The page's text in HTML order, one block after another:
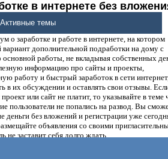
в интернете без
денег.
о заработке и работе в интернете, на котором
дополнительной подработки на дому с
работы, не вкладывая собственных
информацию про сайты и проекты,
работу и быстрый заработок в сети
в их обсуждении и оставлять свои отзывы.
или сайт не платит, то указывайте в теме
пользователи не попались на развод. Вы
деньги без вложений и регистрации уже
объявления со своими
не заставит себя долго ждать.
Активные темы